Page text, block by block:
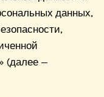
данных,
(далее —